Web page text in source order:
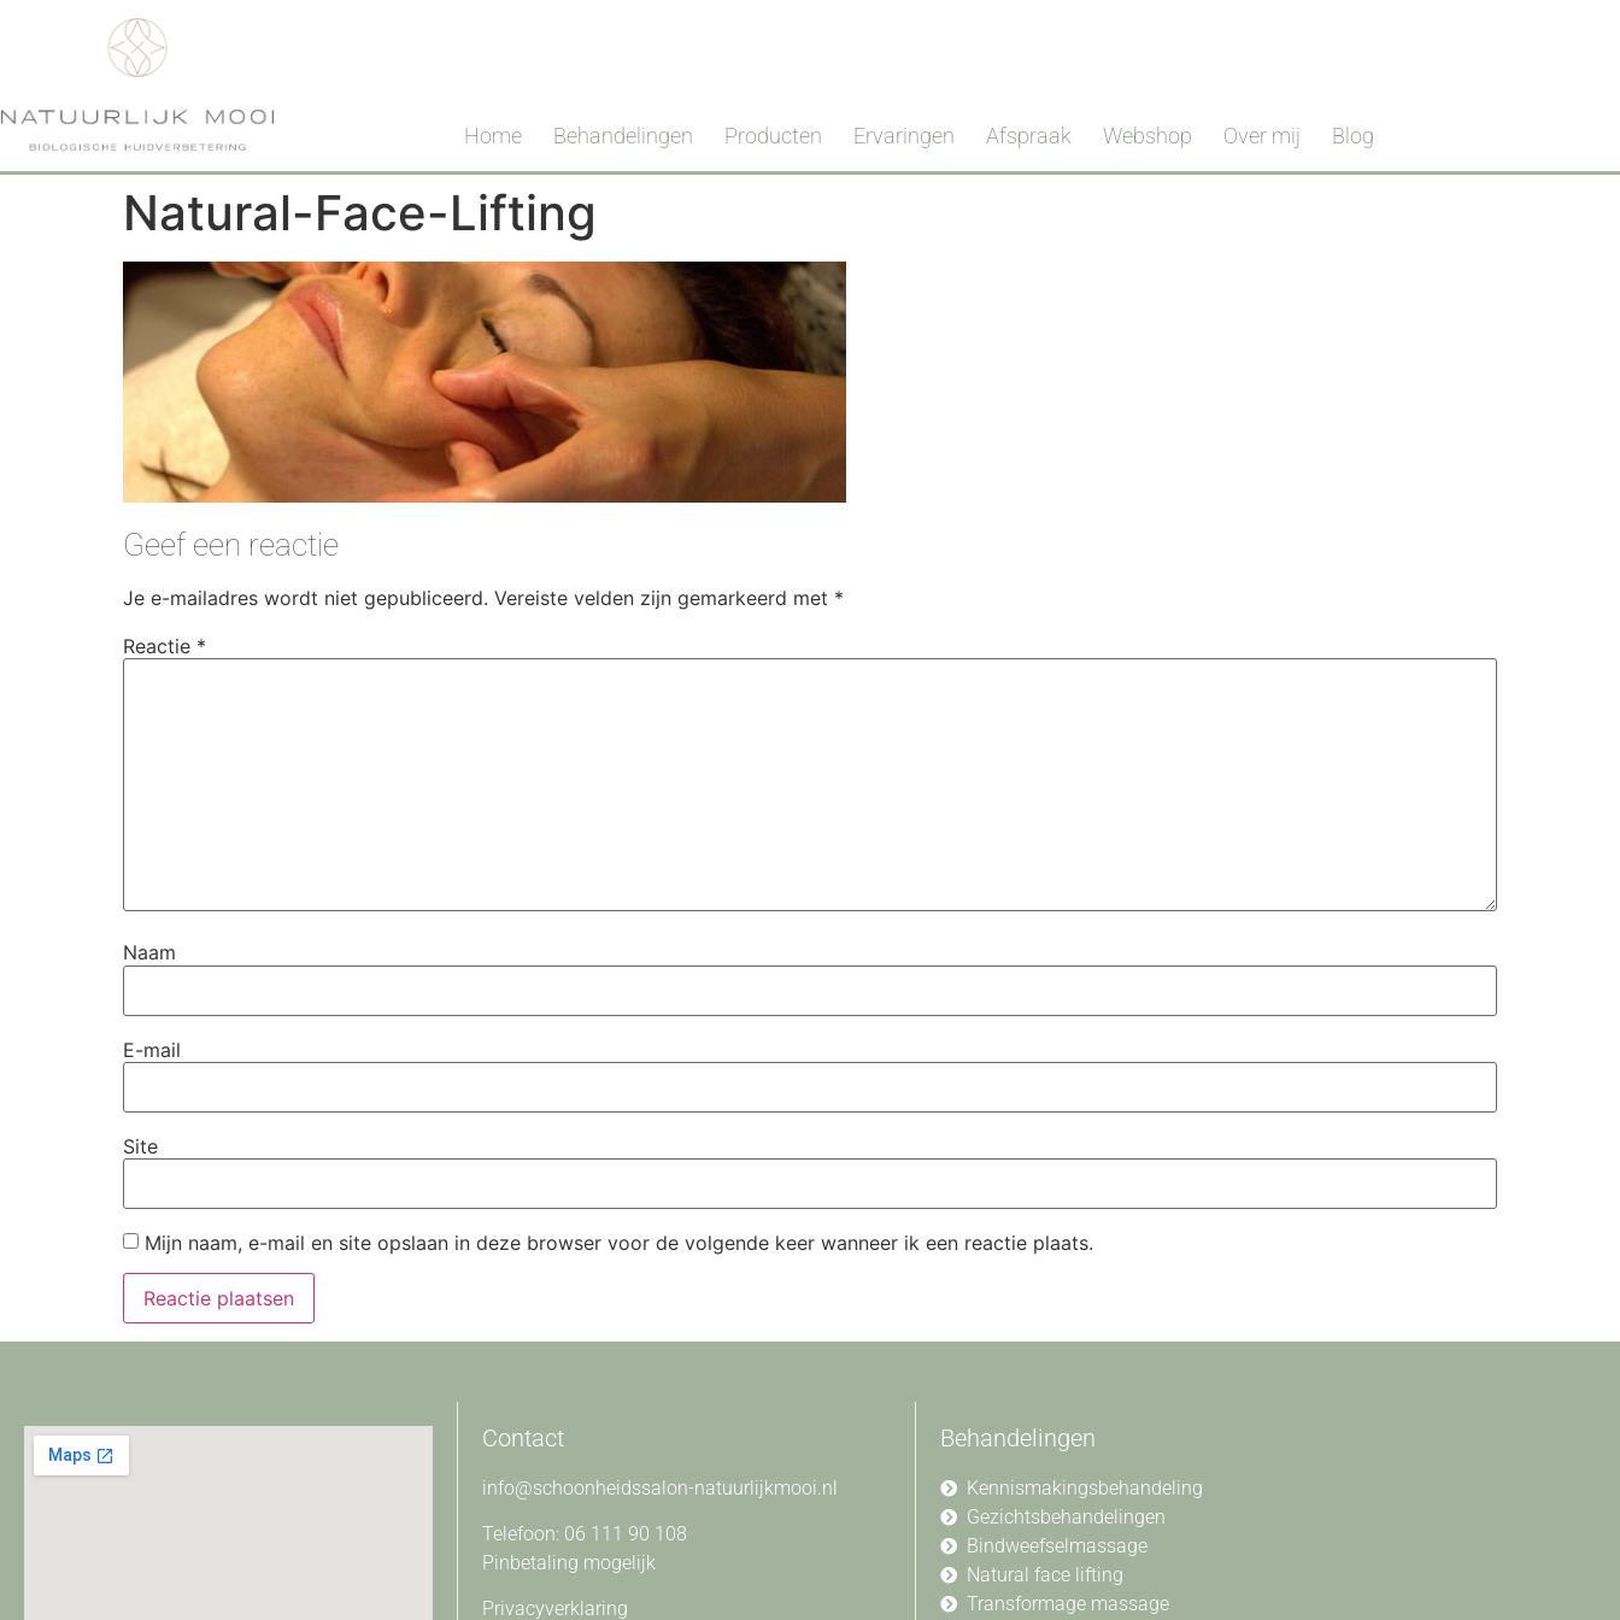
Home Behandelingen Producten Ervaringen Afspraak Webshop Over mij Blog
Natural-Face-Lifting
Geef een reactie
Je e-mailadres wordt niet gepubliceerd. Vereiste velden zijn gemarkeerd met *
Reactie *
Naam
E-mail
Site
Mijn naam, e-mail en site opslaan in deze browser voor de volgende keer wanneer ik een reactie plaats.
Contact
info@schoonheidssalon-natuurlijkmooi.nl
Telefoon: 06 111 90 108
Pinbetaling mogelijk
Privacyverklaring
Behandelingen
Kennismakingsbehandeling
Gezichtsbehandelingen
Bindweefselmassage
Natural face lifting
Transformage massage